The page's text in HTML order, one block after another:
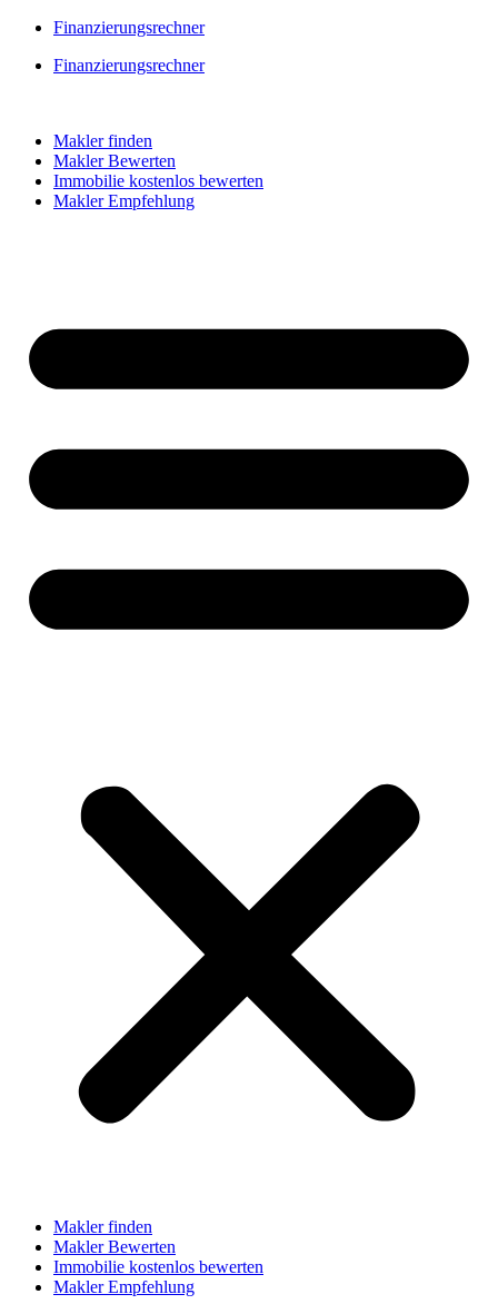
Skip
content
Finanzierungsrechner
Finanzierungsrechner
Makler finden
Makler Bewerten
Immobilie kostenlos bewerten
Makler Empfehlung
Makler finden
Makler Bewerten
Immobilie kostenlos bewerten
Makler Empfehlung